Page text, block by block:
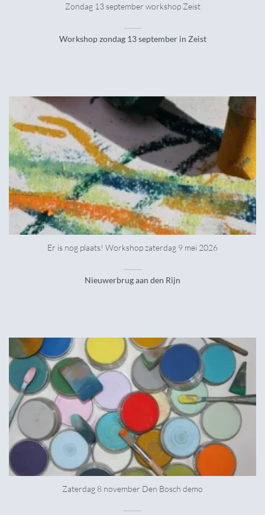
Zondag 13 september workshop Zeist
Workshop zondag 13 september in Zeist
Er is nog plaats! Workshop zaterdag 9 mei 2026
Nieuwerbrug aan den Rijn
Zaterdag 8 november Den Bosch demo